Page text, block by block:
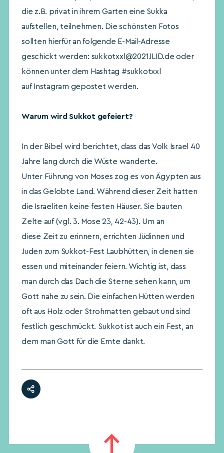
die z.B. privat in ihrem Garten eine Sukka
aufstellen, teilnehmen. Die schönsten Fotos
sollten hierfür an folgende E-Mail-Adresse
geschickt werden: sukkotxxl@2021JLID.de oder
können unter dem Hashtag #sukkotxxl
auf Instagram gepostet werden.
Warum wird Sukkot gefeiert?
In der Bibel wird berichtet, dass das Volk Israel 40
Jahre lang durch die Wüste wanderte.
Unter Führung von Moses zog es von Ägypten aus
in das Gelobte Land. Während dieser Zeit hatten
die Israeliten keine festen Häuser. Sie bauten
Zelte auf (vgl. 3. Mose 23, 42-43). Um an
diese Zeit zu erinnern, errichten Jüdinnen und
Juden zum Sukkot-Fest Laubhütten, in denen sie
essen und miteinander feiern. Wichtig ist, dass
man durch das Dach die Sterne sehen kann, um
Gott nahe zu sein. Die einfachen Hütten werden
oft aus Holz oder Strohmatten gebaut und sind
festlich geschmückt. Sukkot ist auch ein Fest, an
dem man Gott für die Ernte dankt.